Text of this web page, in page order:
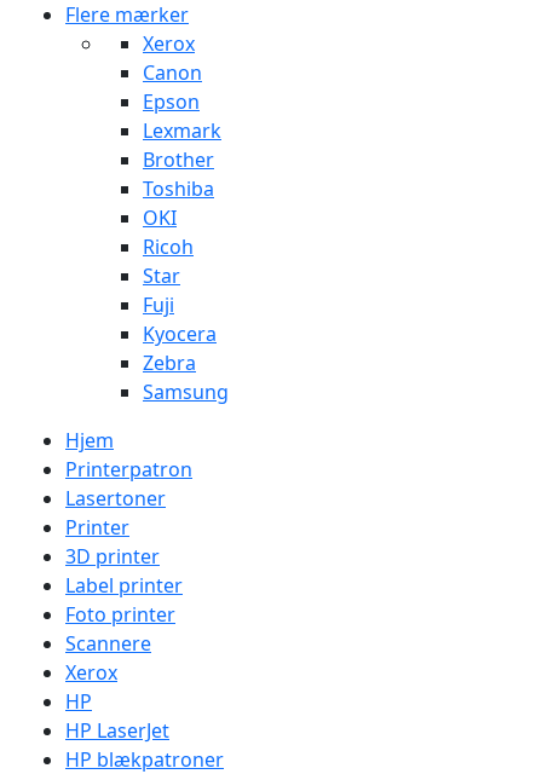
Flere mærker
Xerox
Canon
Epson
Lexmark
Brother
Toshiba
OKI
Ricoh
Star
Fuji
Kyocera
Zebra
Samsung
Hjem
Printerpatron
Lasertoner
Printer
3D printer
Label printer
Foto printer
Scannere
Xerox
HP
HP LaserJet
HP blækpatroner